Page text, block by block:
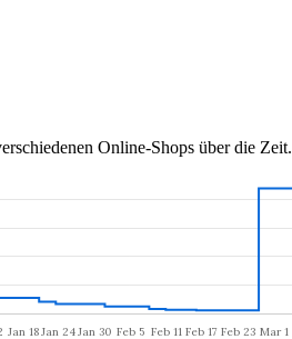
Online-Shops über die Zeit.